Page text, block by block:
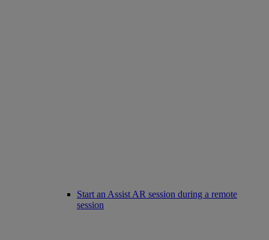
Start an Assist AR session during a remote
session